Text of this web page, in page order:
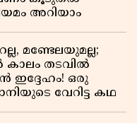
അറിയാം
മണ്ടേലയുമല്ല;
തടവിൽ
ഇദ്ദേഹം! ഒരു
വേറിട്ട കഥ